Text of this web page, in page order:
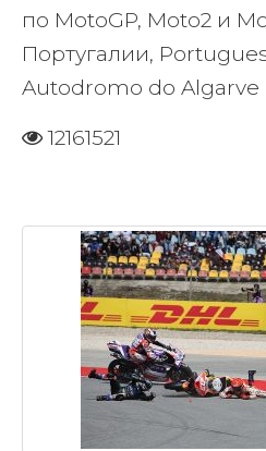
по MotoGP, Moto2 и
Португалии,
Autodromo do Algarve
12161521